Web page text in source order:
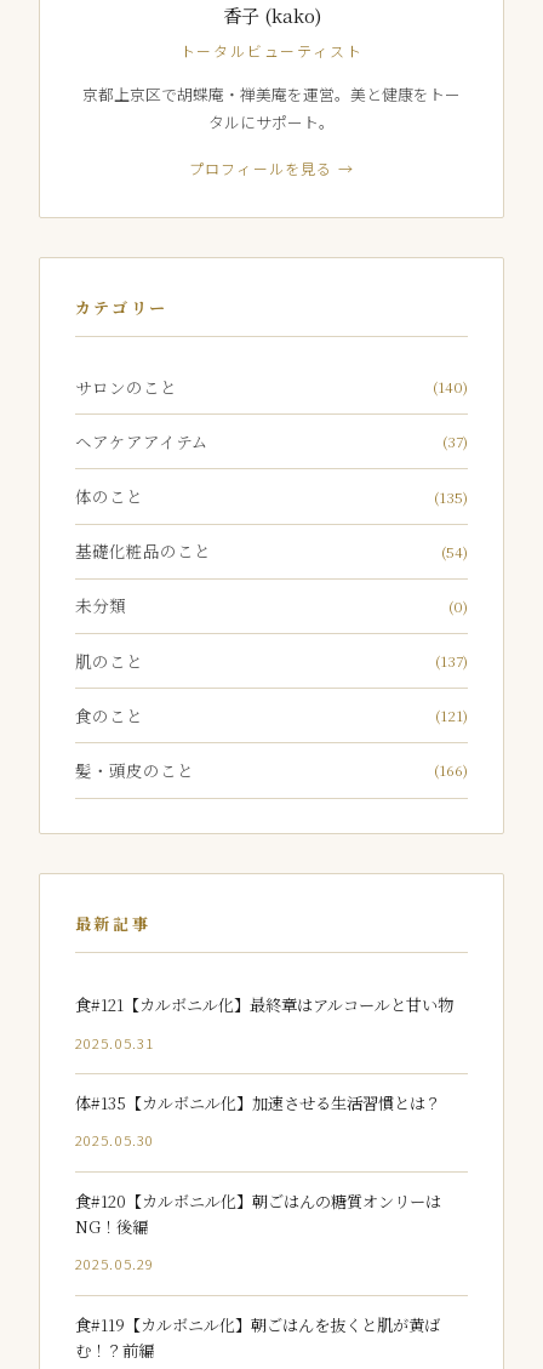
香子 (kako)
トータルビューティスト
京都上京区で胡蝶庵・禅美庵を運営。美と健康をトー
タルにサポート。
プロフィールを見る →
カテゴリー
サロンのこと (140)
ヘアケアアイテム (37)
体のこと (135)
基礎化粧品のこと (54)
未分類 (0)
肌のこと (137)
食のこと (121)
髪・頭皮のこと (166)
最新記事
食#121【カルボニル化】最終章はアルコールと甘い物
2025.05.31
体#135【カルボニル化】加速させる生活習慣とは？
2025.05.30
食#120【カルボニル化】朝ごはんの糖質オンリーは
NG！後編
2025.05.29
食#119【カルボニル化】朝ごはんを抜くと肌が黄ば
む！？前編